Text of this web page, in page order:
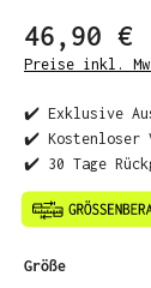
46,90 €
Preise inkl.
✔️ Exklusive
✔️ Kostenloser
✔️ 30 Tage
Größeauswählen